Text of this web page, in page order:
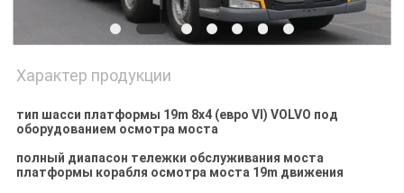
Характер продукции
тип шасси платформы 19m 8x4 (евро VI) VOLVO под
оборудованием осмотра моста
полный диапасон тележки обслуживания моста
платформы корабля осмотра моста 19m движения